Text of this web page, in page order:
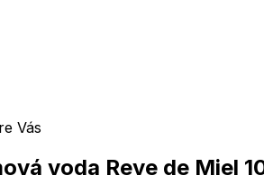
Vás
voda Reve de Miel